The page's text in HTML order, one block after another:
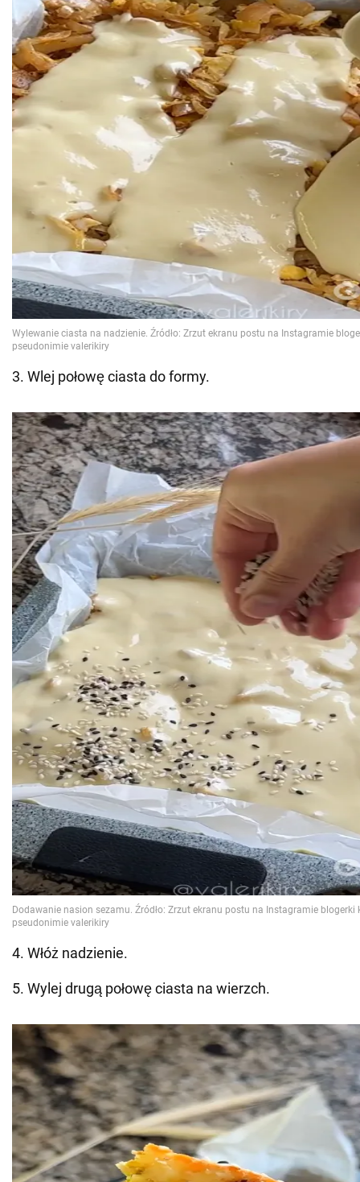
3. Wlej połowę ciasta do formy.
4. Włóż nadzienie.
5. Wylej drugą połowę ciasta na wierzch.